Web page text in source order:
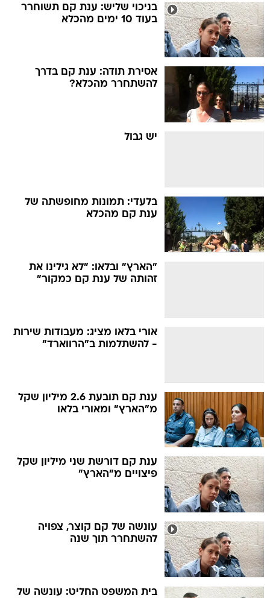
בניכוי שליש: ענת קם תשוחרר
בעוד 10 ימים מהכלא
אסירת תודה: ענת קם בדרך
להשתחרר מהכלא?
יש גבול
בלעדי: תמונות מחופשתה של
ענת קם מהכלא
"הארץ" ובלאו: "לא גילינו את
זהותה של ענת קם כמקור"
אורי בלאו מציג: מעבודות שירות
- להשתלמות ב"הרווארד"
ענת קם תובעת 2.6 מיליון שקל
מ"הארץ" ומאורי בלאו
ענת קם דורשת שני מיליון שקל
פיצויים מ"הארץ"
עונשה של קם קוצר, צפויה
להשתחרר תוך שנה
בית המשפט החליט: עונשה של